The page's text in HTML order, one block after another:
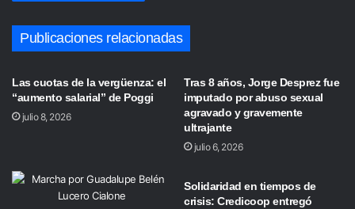
Publicaciones relacionadas
Las cuotas de la vergüenza: el
“aumento salarial” de Poggi
julio 8, 2026
Tras 8 años, Jorge Desprez fue
imputado por abuso sexual
agravado y gravemente
ultrajante
julio 6, 2026
Solidaridad en tiempos de
crisis: Credicoop entregó